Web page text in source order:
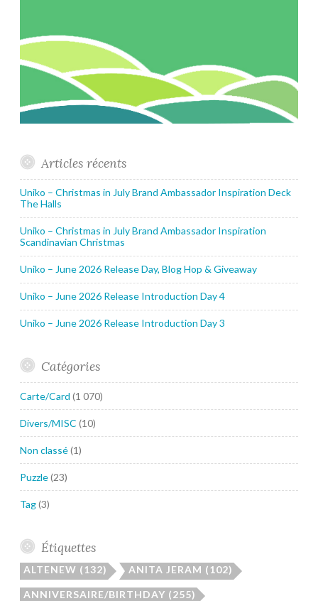
Articles récents
Uniko – Christmas in July Brand Ambassador Inspiration Deck
The Halls
Uniko – Christmas in July Brand Ambassador Inspiration
Scandinavian Christmas
Uniko – June 2026 Release Day, Blog Hop & Giveaway
Uniko – June 2026 Release Introduction Day 4
Uniko – June 2026 Release Introduction Day 3
Catégories
Carte/Card (1 070)
Divers/MISC (10)
Non classé(1)
Puzzle(23)
Tag(3)
Étiquettes
ALTENEW (132) ANITA JERAM (102)
ANNIVERSAIRE/BIRTHDAY (255)